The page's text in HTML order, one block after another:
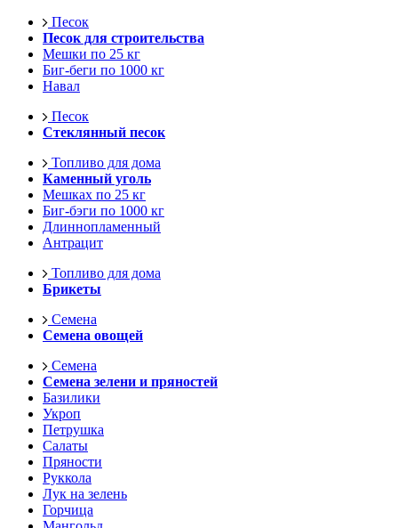
Песок
Песок для строительства
Мешки по 25 кг
Биг-беги по 1000 кг
Навал
Песок
Стеклянный песок
Топливо для дома
Каменный уголь
Мешках по 25 кг
Биг-бэги по 1000 кг
Длиннопламенный
Антрацит
Топливо для дома
Брикеты
Семена
Семена овощей
Семена
Семена зелени и пряностей
Базилики
Укроп
Петрушка
Салаты
Пряности
Руккола
Лук на зелень
Горчица